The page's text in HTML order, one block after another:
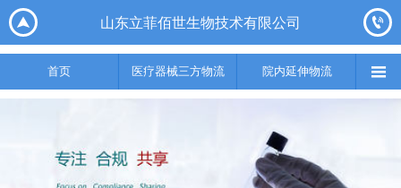
 山东立菲佰世生物技术有限公司 
首页 医疗器械三方物流 院内延伸物流 

首页

医疗器械三方物流
 
实验室集成综合服务 供应链